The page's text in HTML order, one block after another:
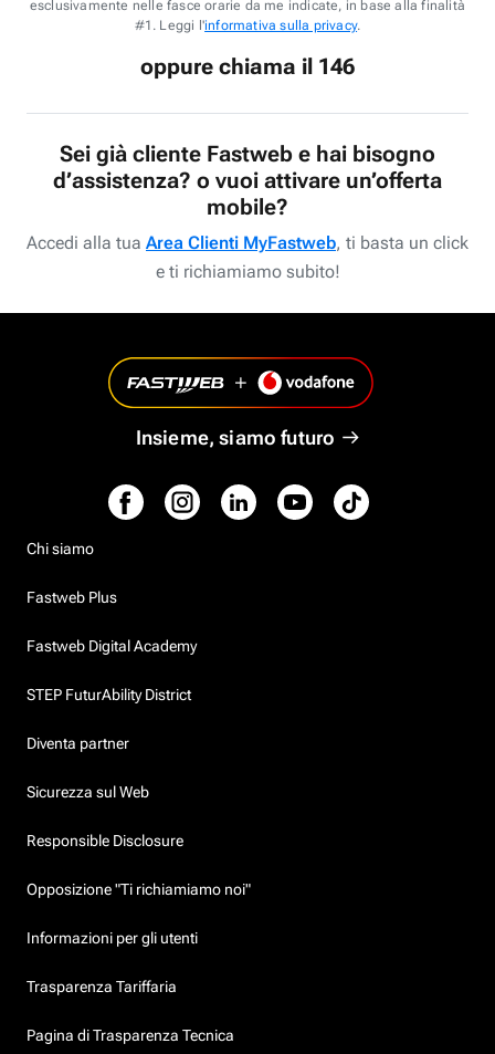
esclusivamente nelle fasce orarie da me indicate, in base alla finalità
#1. Leggi l'informativa sulla privacy.
oppure chiama il 146
Sei già cliente Fastweb e hai bisogno
d’assistenza? o vuoi attivare un’offerta
mobile?
Accedi alla tua Area Clienti MyFastweb, ti basta un click
e ti richiamiamo subito!
Insieme, siamo futuro
Chi siamo
Fastweb Plus
Fastweb Digital Academy
STEP FuturAbility District
Diventa partner
Sicurezza sul Web
Responsible Disclosure
Opposizione "Ti richiamiamo noi"
Informazioni per gli utenti
Trasparenza Tariffaria
Pagina di Trasparenza Tecnica